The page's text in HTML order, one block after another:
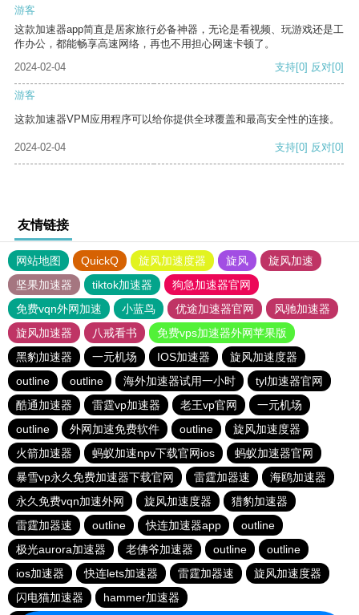
游客
这款加速器app简直是居家旅行必备神器，无论是看视频、玩游戏还是工
作办公，都能畅享高速网络，再也不用担心网速卡顿了。
2024-02-04
支持[0] 反对[0]
游客
这款加速器VPM应用程序可以给你提供全球覆盖和最高安全性的连接。
2024-02-04 支持[0] 反对[0]
友情链接
网站地图 QuickQ 旋风加速度器 旋风
旋风加速
坚果加速器
tiktok加速器
狗急加速器官网
免费vqn外网加速
小蓝鸟 优途加速器官网
风驰加速器
旋风加速器
八戒看书
免费vps加速器外网苹果版
黑豹加速器
一元机场 IOS加速器
旋风加速度器
outline
outline 海外加速器试用一小时
tyl加速器官网
酷通加速器
雷霆vp加速器 老王vp官网
一元机场
outline
外网加速免费软件 outline
旋风加速度器
火箭加速器
蚂蚁加速npv下载官网ios
蚂蚁加速器官网
暴雪vp永久免费加速器下载官网
雷霆加器速
海鸥加速器
永久免费vqn加速外网
旋风加速度器
猎豹加速器
雷霆加器速
outline 快连加速器app
outline
极光aurora加速器
老佛爷加速器 outline
outline
ios加速器
快连lets加速器 雷霆加器速
旋风加速度器
闪电猫加速器
hammer加速器